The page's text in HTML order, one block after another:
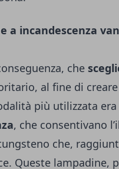
a incandescenza
che
al fine di
più utilizzata
, che consentivano
che,
Queste lampadine,